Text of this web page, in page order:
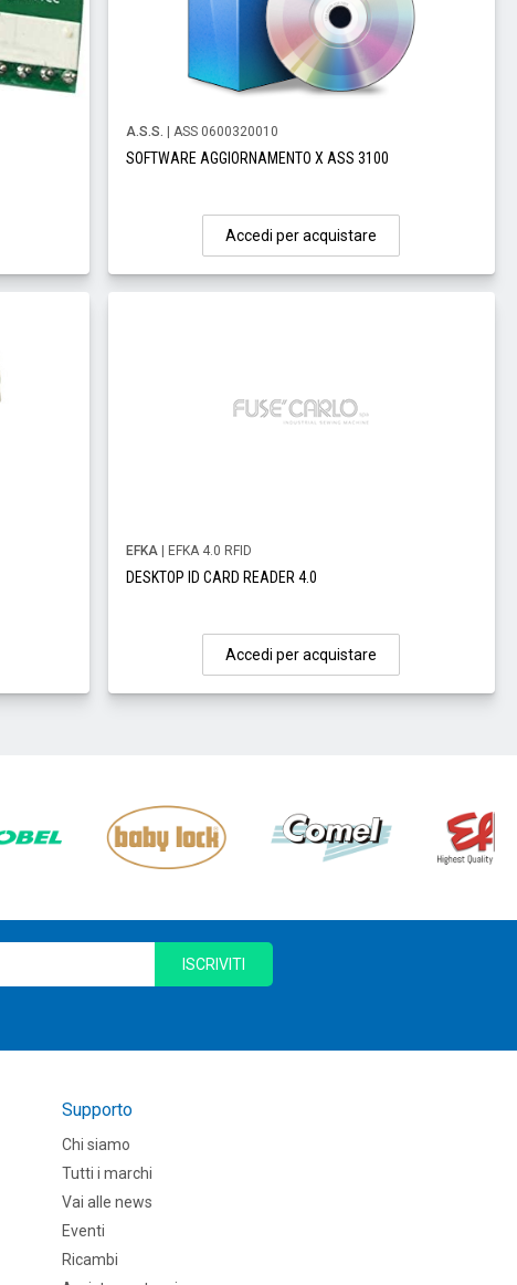
A.S.S. | ASS 0600320010
SOFTWARE AGGIORNAMENTO X ASS 3100
Accedi per acquistare
EFKA| EFKA 4.0 RFID
DESKTOP ID CARD READER 4.0
Accedi per acquistare
ISCRIVITI
Supporto
Chi siamo
Tutti i marchi
Vai alle news
Eventi
Ricambi